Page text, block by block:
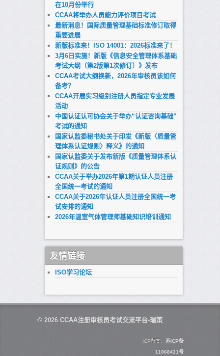
在10月份举行
CCAA将举办人员能力评价项目考试
最新消息！国际质量管理基础标准修订取得
重要进展
新版标准来！ISO 14001：2026标准来了！
3月6日实施！新版《信息安全管理体系基础
考试大纲（第2版第1次修订）》发布
CCAA考试大纲换新，2026年审核员该如何
备考？
CCAA开展实习级别注册人员指定专业发展
活动
中国认证认可协会关于举办“认证咨询基础”
考试的通知
国家认监委秘书处关于印发《新版〈质量管
理体系认证规则〉释义》的通知
国家认监委关于发布新版《质量管理体系认
证规则》的公告
CCAA关于举办2026年第1期认证人员注册
全国统一考试的通知
CCAA关于2026年认证人员注册全国统一考
试安排的通知
2026年温室气体管理师基础知识培训通知
友情链接
ISO学习论坛
© 2026 CCAA注册审核员考试交流平台-瑞策
ICP备案： 苏ICP备
11068421号